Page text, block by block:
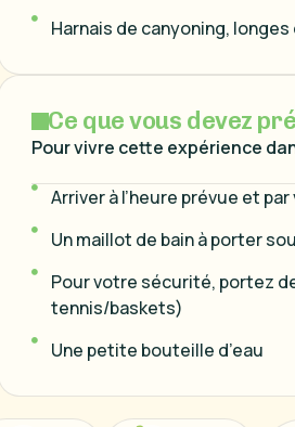
Harnais de canyoning,
Ce quevous devez pr
Pour vivre cette expérience
Arriver à l’heure prévue et
Un maillot de bain à porter
Pour votre sécurité, portez
tennis/baskets)
Une petite bouteille d’eau